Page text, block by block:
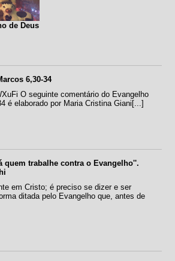
de Deus
6,30-34
O seguinte comentário do Evangelho
é elaborado por Maria Cristina Giani[...]
quem trabalhe contra o Evangelho''.
em Cristo; é preciso se dizer e ser
ditada pelo Evangelho que, antes de